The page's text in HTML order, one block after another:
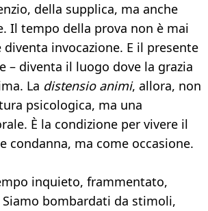
della supplica, ma anche
Il tempo della prova non è mai
invocazione. E il presente
– diventa il luogo dove la grazia
La distensio animi, allora, non
psicologica, ma una
È la condizione per vivere il
condanna, ma come occasione.
inquieto, frammentato,
bombardati da stimoli,